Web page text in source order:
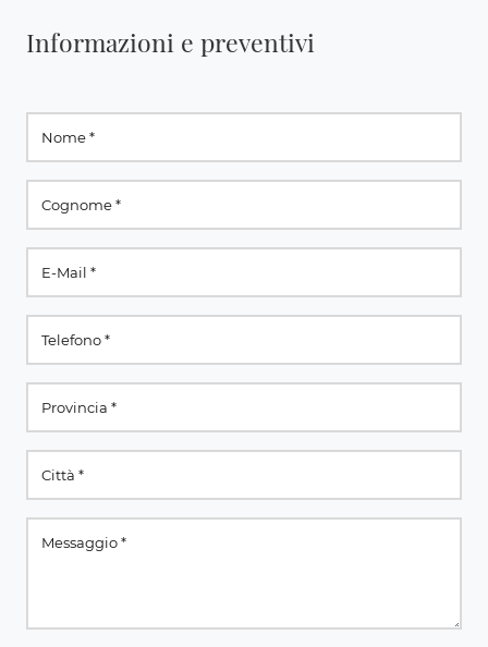
Informazioni e preventivi